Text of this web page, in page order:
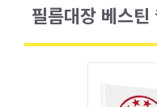
필름대장 베스